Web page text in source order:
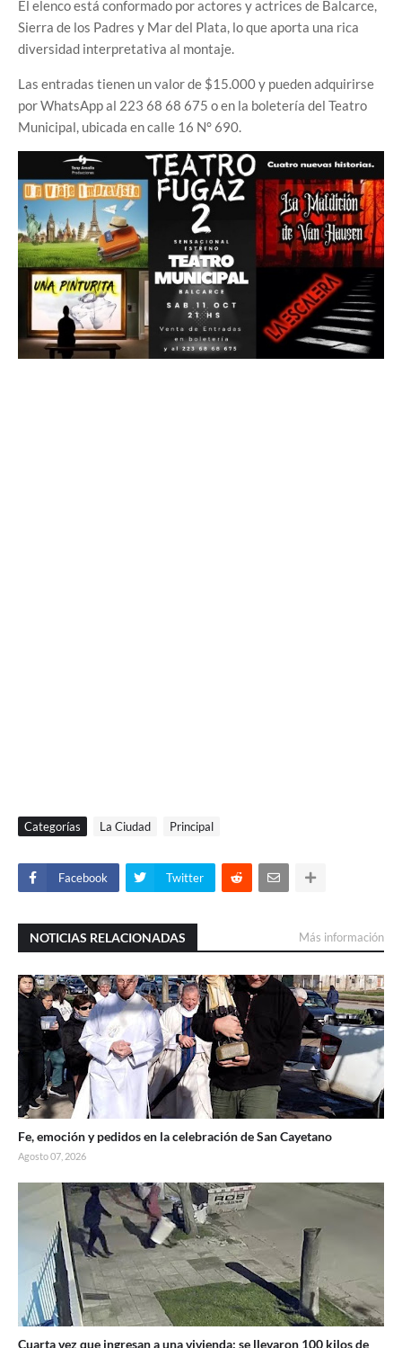
El elenco está conformado por actores y actrices de Balcarce,
Sierra de los Padres y Mar del Plata, lo que aporta una rica
diversidad interpretativa al montaje.
Las entradas tienen un valor de $15.000 y pueden adquirirse
por WhatsApp al 223 68 68 675 o en la boletería del Teatro
Municipal, ubicada en calle 16 N° 690.
Categorías La Ciudad Principal
Facebook Twitter
NOTICIAS RELACIONADAS Más información
Fe, emoción y pedidos en la celebración de San Cayetano
Agosto 07, 2026
Cuarta vez que ingresan a una vivienda: se llevaron 100 kilos de